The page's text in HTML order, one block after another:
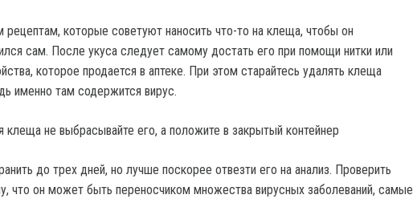
рецептам, которые советуют наносить что-то на клеща, чтобы он
сам. После укуса следует самому достать его при помощи нитки или
которое продается в аптеке. При этом старайтесь удалять клеща
именно там содержится вирус.
клеща не выбрасывайте его, а положите в закрытый контейнер
до трех дней, но лучше поскорее отвезти его на анализ. Проверить
что он может быть переносчиком множества вирусных заболеваний, самые